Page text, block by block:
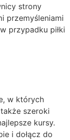
strony
przemyśleniami
przypadku piłki
w których
szeroki
kursy.
i dołącz do